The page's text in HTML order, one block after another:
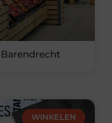
WINKELEN